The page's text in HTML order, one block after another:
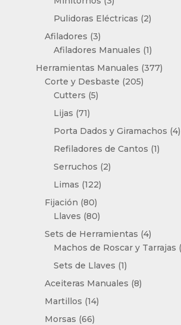
productos
Pulidoras Eléctricas 22
Afiladores 33
productos
Afiladores Manuales 11
Herramientas Manuales 377377
Corte y Desbaste 205205
Cutters 55
Lijas 7171
productos
Porta Dados y Giramachos 44
Refiladores de Cantos 11
Serruchos 22
Limas 122122
Fijación 8080
productos
Llaves 8080
productos
Sets de Herramientas 44
Machos de Roscar y Tarrajas
Sets de Llaves 11
producto
Aceiteras Manuales 88
Martillos 1414
Morsas 6666